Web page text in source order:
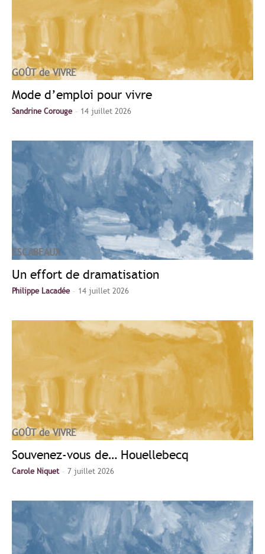
GOÛT de VIVRE
Mode d’emploi pour vivre
Sandrine Corouge - 14 juillet 2026
ESCABEAUX
Un effort de dramatisation
Philippe Lacadée - 14 juillet 2026
GOÛT de VIVRE
Souvenez-vous de… Houellebecq
Carole Niquet - 7 juillet 2026